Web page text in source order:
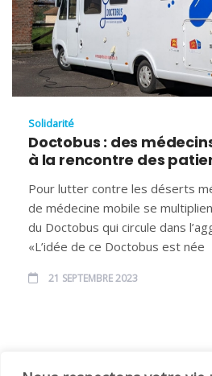
Solidarité
Doctobus : des
à la rencontre des
Pour lutter contre les déserts
de médecine mobile se
du Doctobus qui circule dans
«L’idée de ce Doctobus est née
21 SEPTEMBRE 2023